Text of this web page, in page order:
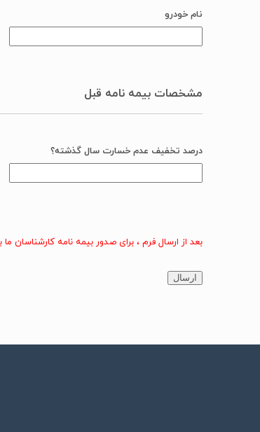
نام خودرو
مشخصات بیمه نامه قبل
درصد تخفیف عدم خسارت سال گذشته؟
بعد از ارسال فرم ، برای صدور بیمه نامه کارشناسان